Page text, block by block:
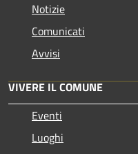
Notizie
Comunicati
Avvisi
VIVERE IL COMUNE
Eventi
Luoghi